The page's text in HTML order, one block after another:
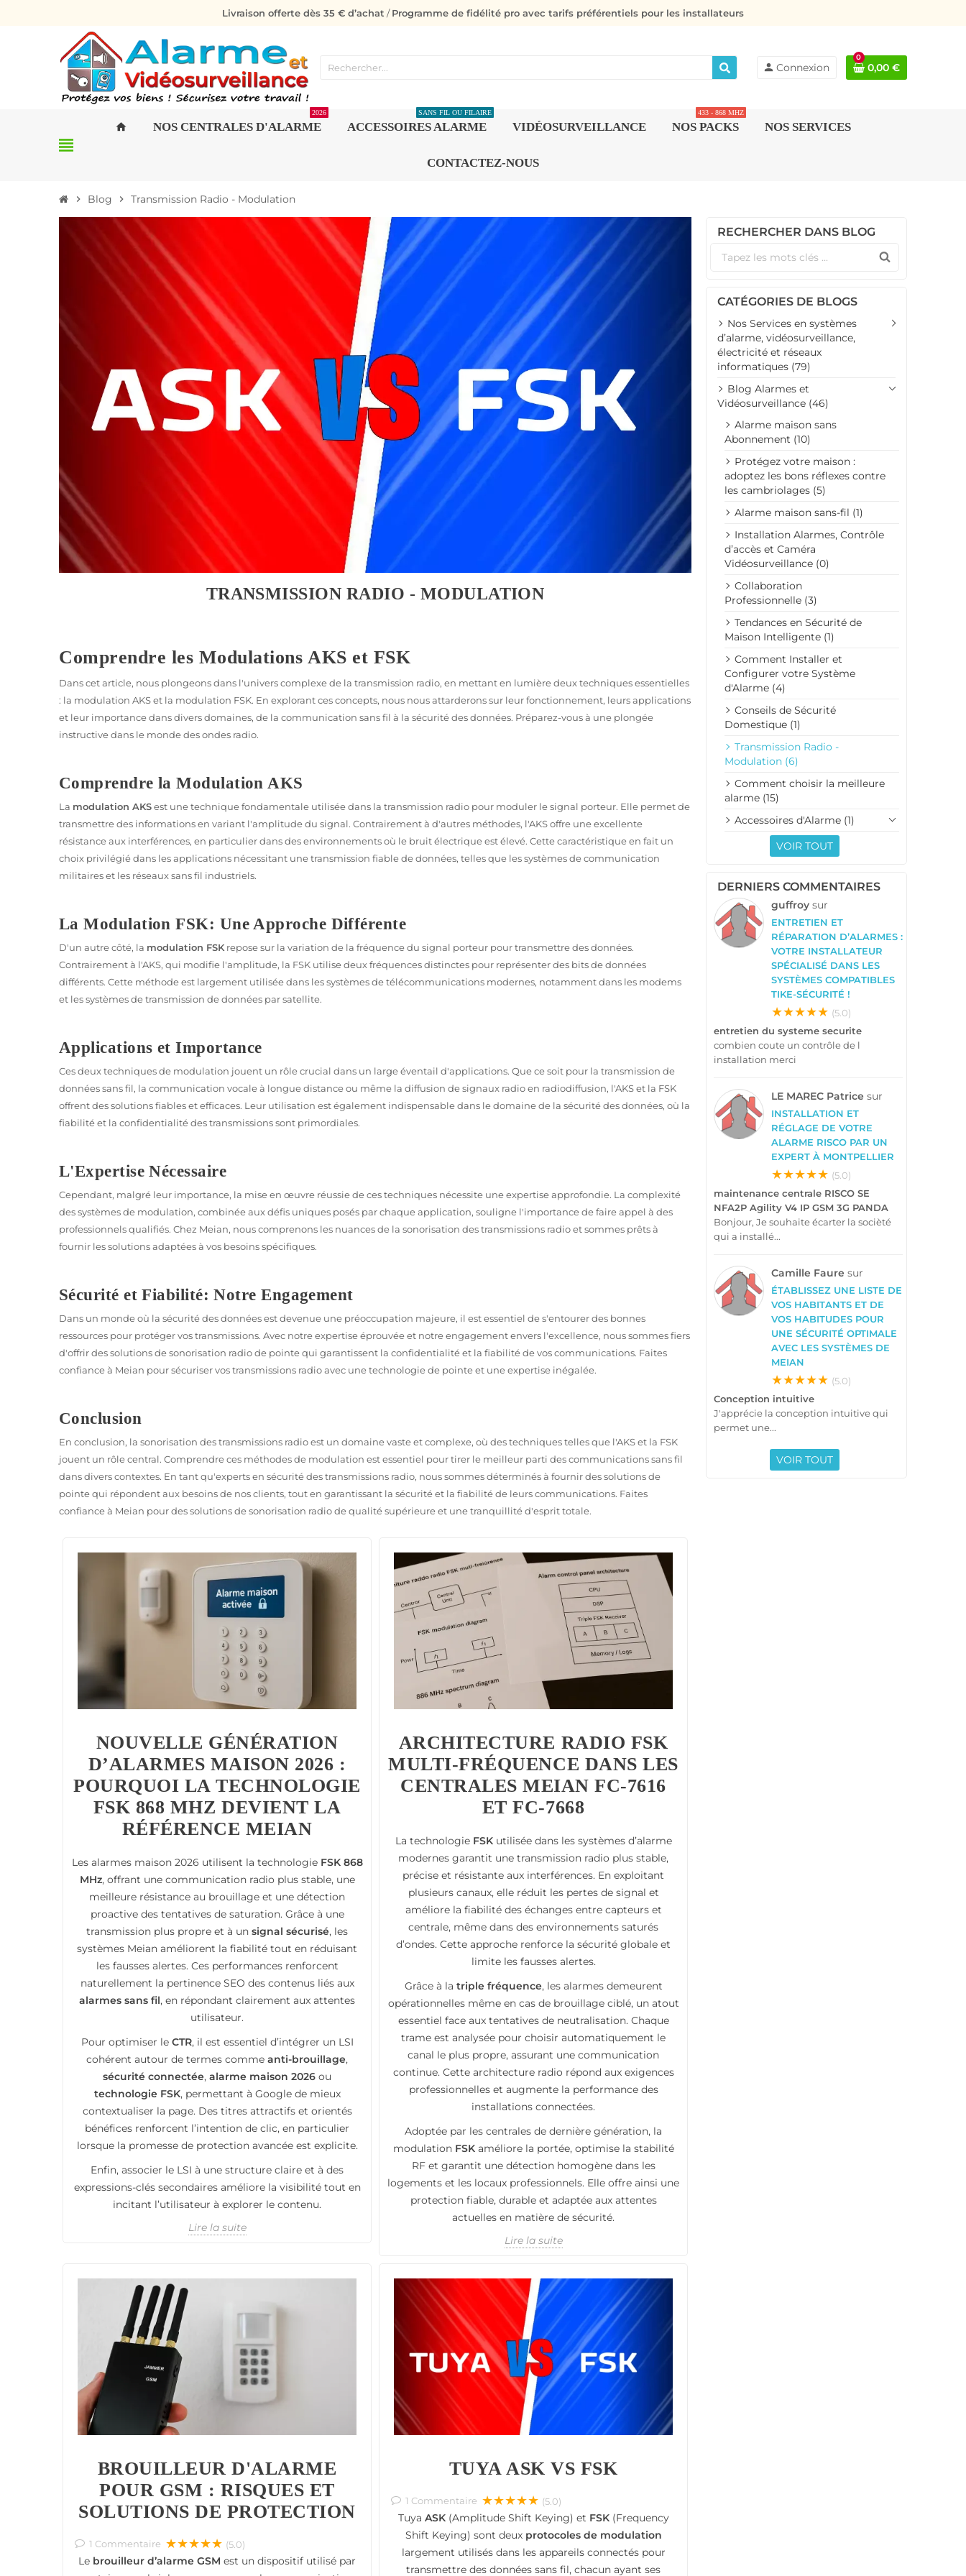
Livraison offerte dès 35 € d’achat /Programme de fidélité pro avec tarifs préférentiels pour les installateurs
person Connexion
0
0,00 €
view_headline
home NOS CENTRALES D'ALARME
2026
ACCESSOIRES ALARME
SANS FIL OU FILAIRE
VIDÉOSURVEILLANCE NOS PACKS
433 - 868 MHZ
NOS SERVICES
CONTACTEZ-NOUS
chevron_right Blog chevron_right Transmission Radio - Modulation
TRANSMISSION RADIO - MODULATION
Comprendre les Modulations AKS et FSK
Dans cet article, nous plongeons dans l'univers complexe de la transmission radio, en mettant en lumière deux techniques essentielles
: la modulation AKS et la modulation FSK. En explorant ces concepts, nous nous attarderons sur leur fonctionnement, leurs applications
et leur importance dans divers domaines, de la communication sans fil à la sécurité des données. Préparez-vous à une plongée
instructive dans le monde des ondes radio.
Comprendre la Modulation AKS
La modulation AKSest une technique fondamentale utilisée dans la transmission radio pour moduler le signal porteur. Elle permet de
transmettre des informations en variant l'amplitude du signal. Contrairement à d'autres méthodes, l'AKS offre une excellente
résistance aux interférences, en particulier dans des environnements où le bruit électrique est élevé. Cette caractéristique en fait un
choix privilégié dans les applications nécessitant une transmission fiable de données, telles que les systèmes de communication
militaires et les réseaux sans fil industriels.
La Modulation FSK: Une Approche Différente
D'un autre côté, la modulation FSK repose sur la variation de la fréquence du signal porteur pour transmettre des données.
Contrairement à l'AKS, qui modifie l'amplitude, la FSK utilise deux fréquences distinctes pour représenter des bits de données
différents. Cette méthode est largement utilisée dans les systèmes de télécommunications modernes, notamment dans les modems
et les systèmes de transmission de données par satellite.
Applications et Importance
Ces deux techniques de modulation jouent un rôle crucial dans un large éventail d'applications. Que ce soit pour la transmission de
données sans fil, la communication vocale à longue distance ou même la diffusion de signaux radio en radiodiffusion, l'AKS et la FSK
offrent des solutions fiables et efficaces. Leur utilisation est également indispensable dans le domaine de la sécurité des données, où la
fiabilité et la confidentialité des transmissions sont primordiales.
L'Expertise Nécessaire
Cependant, malgré leur importance, la mise en œuvre réussie de ces techniques nécessite une expertise approfondie. La complexité
des systèmes de modulation, combinée aux défis uniques posés par chaque application, souligne l'importance de faire appel à des
professionnels qualifiés. Chez Meian, nous comprenons les nuances de la sonorisation des transmissions radio et sommes prêts à
fournir les solutions adaptées à vos besoins spécifiques.
Sécurité et Fiabilité: Notre Engagement
Dans un monde où la sécurité des données est devenue une préoccupation majeure, il est essentiel de s'entourer des bonnes
ressources pour protéger vos transmissions. Avec notre expertise éprouvée et notre engagement envers l'excellence, nous sommes fiers
d'offrir des solutions de sonorisation radio de pointe qui garantissent la confidentialité et la fiabilité de vos communications. Faites
confiance à Meian pour sécuriser vos transmissions radio avec une technologie de pointe et une expertise inégalée.
Conclusion
En conclusion, la sonorisation des transmissions radio est un domaine vaste et complexe, où des techniques telles que l'AKS et la FSK
jouent un rôle central. Comprendre ces méthodes de modulation est essentiel pour tirer le meilleur parti des communications sans fil
dans divers contextes. En tant qu'experts en sécurité des transmissions radio, nous sommes déterminés à fournir des solutions de
pointe qui répondent aux besoins de nos clients, tout en garantissant la sécurité et la fiabilité de leurs communications. Faites
confiance à Meian pour des solutions de sonorisation radio de qualité supérieure et une tranquillité d'esprit totale.
NOUVELLE GÉNÉRATION
D’ALARMES MAISON 2026 :
POURQUOI LA TECHNOLOGIE
FSK 868 MHZ DEVIENT LA
RÉFÉRENCE MEIAN
Les alarmes maison 2026 utilisent la technologie FSK 868
MHz, offrant une communication radio plus stable, une
meilleure résistance au brouillage et une détection
proactive des tentatives de saturation. Grâce à une
transmission plus propre et à un signal sécurisé, les
systèmes Meian améliorent la fiabilité tout en réduisant
les fausses alertes. Ces performances renforcent
naturellement la pertinence SEO des contenus liés aux
alarmes sans fil, en répondant clairement aux attentes
utilisateur.
Pour optimiser le CTR, il est essentiel d’intégrer un LSI
cohérent autour de termes comme anti-brouillage,
sécurité connectée, alarme maison 2026 ou
technologie FSK, permettant à Google de mieux
contextualiser la page. Des titres attractifs et orientés
bénéfices renforcent l’intention de clic, en particulier
lorsque la promesse de protection avancée est explicite.
Enfin, associer le LSI à une structure claire et à des
expressions-clés secondaires améliore la visibilité tout en
incitant l’utilisateur à explorer le contenu.
Lire la suite
ARCHITECTURE RADIO FSK
MULTI-FRÉQUENCE DANS LES
CENTRALES MEIAN FC-7616
ET FC-7668
La technologie FSKutilisée dans les systèmes d’alarme
modernes garantit une transmission radio plus stable,
précise et résistante aux interférences. En exploitant
plusieurs canaux, elle réduit les pertes de signal et
améliore la fiabilité des échanges entre capteurs et
centrale, même dans des environnements saturés
d’ondes. Cette approche renforce la sécurité globale et
limite les fausses alertes.
Grâce à la triple fréquence, les alarmes demeurent
opérationnelles même en cas de brouillage ciblé, un atout
essentiel face aux tentatives de neutralisation. Chaque
trame est analysée pour choisir automatiquement le
canal le plus propre, assurant une communication
continue. Cette architecture radio répond aux exigences
professionnelles et augmente la performance des
installations connectées.
Adoptée par les centrales de dernière génération, la
modulation FSKaméliore la portée, optimise la stabilité
RF et garantit une détection homogène dans les
logements et les locaux professionnels. Elle offre ainsi une
protection fiable, durable et adaptée aux attentes
actuelles en matière de sécurité.
Lire la suite
BROUILLEUR D'ALARME
POUR GSM : RISQUES ET
SOLUTIONS DE PROTECTION
1 Commentaire ★★★★★ (5.0)
Le brouilleur d’alarme GSM est un dispositif utilisé par
TUYA ASK VS FSK
1 Commentaire ★★★★★ (5.0)
Tuya ASK(Amplitude Shift Keying) et FSK(Frequency
Shift Keying) sont deux protocoles de modulation
largement utilisés dans les appareils connectés pour
transmettre des données sans fil, chacun ayant ses
RECHERCHER DANS BLOG
CATÉGORIES DE BLOGS
Nos Services en systèmes
d’alarme, vidéosurveillance,
électricité et réseaux
informatiques (79)
Blog Alarmes et
Vidéosurveillance (46)
Alarme maison sans
Abonnement (10)
Protégez votre maison :
adoptez les bons réflexes contre
les cambriolages (5)
Alarme maison sans-fil (1)
Installation Alarmes, Contrôle
d’accès et Caméra
Vidéosurveillance (0)
Collaboration
Professionnelle (3)
Tendances en Sécurité de
Maison Intelligente (1)
Comment Installer et
Configurer votre Système
d'Alarme (4)
Conseils de Sécurité
Domestique (1)
Transmission Radio -
Modulation (6)
Comment choisir la meilleure
alarme (15)
Accessoires d'Alarme (1)
VOIR TOUT
DERNIERS COMMENTAIRES
guffroy sur
ENTRETIEN ET
RÉPARATION D’ALARMES :
VOTRE INSTALLATEUR
SPÉCIALISÉ DANS LES
SYSTÈMES COMPATIBLES
TIKE-SÉCURITÉ !
★★★★★ (5.0)
entretien du systeme securite
combien coute un contrôle de l
installation merci
LE MAREC Patrice sur
INSTALLATION ET
RÉGLAGE DE VOTRE
ALARME RISCO PAR UN
EXPERT À MONTPELLIER
★★★★★ (5.0)
maintenance centrale RISCO SE
NFA2P Agility V4 IP GSM 3G PANDA
Bonjour, Je souhaite écarter la socièté
qui a installé...
Camille Faure sur
ÉTABLISSEZ UNE LISTE DE
VOS HABITANTS ET DE
VOS HABITUDES POUR
UNE SÉCURITÉ OPTIMALE
AVEC LES SYSTÈMES DE
MEIAN
★★★★★ (5.0)
Conception intuitive
J'apprécie la conception intuitive qui
permet une...
VOIR TOUT